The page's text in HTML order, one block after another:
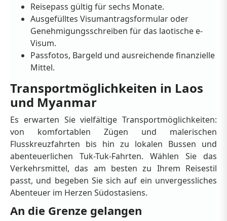
Reisepass gültig für sechs Monate.
Ausgefülltes Visumantragsformular oder
Genehmigungsschreiben für das laotische e-
Visum.
Passfotos, Bargeld und ausreichende finanzielle
Mittel.
Transportmöglichkeiten in Laos
und Myanmar
Es erwarten Sie vielfältige Transportmöglichkeiten:
von komfortablen Zügen und malerischen
Flusskreuzfahrten bis hin zu lokalen Bussen und
abenteuerlichen Tuk-Tuk-Fahrten. Wählen Sie das
Verkehrsmittel, das am besten zu Ihrem Reisestil
passt, und begeben Sie sich auf ein unvergessliches
Abenteuer im Herzen Südostasiens.
An die Grenze gelangen